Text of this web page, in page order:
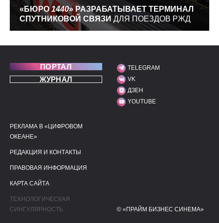
«БЮРО1440» РАЗРАБАТЫВАЕТ ТЕРМИНАЛ
СПУТНИКОВОЙ СВЯЗИ ДЛЯ ПОЕЗДОВ РЖД
ПОРТАЛ
ЖУРНАЛ
МЫ В СОЦИАЛЬНЫХ
TELEGRAM
VK
ДЗЕН
YOUTUBE
ПОЛЕЗНЫЕ ССЫЛКИ
РЕКЛАМА В «ЦИФРОВОМ
ОКЕАНЕ»
РЕДАКЦИЯ И КОНТАКТЫ
ПРАВОВАЯ ИНФОРМАЦИЯ
КАРТА САЙТА
ТЕХНОЛОГИЧЕСКАЯ
СИНГУЛЯРНОСТЬ
© «ПРАЙМ БИЗНЕС СИНЕМА»